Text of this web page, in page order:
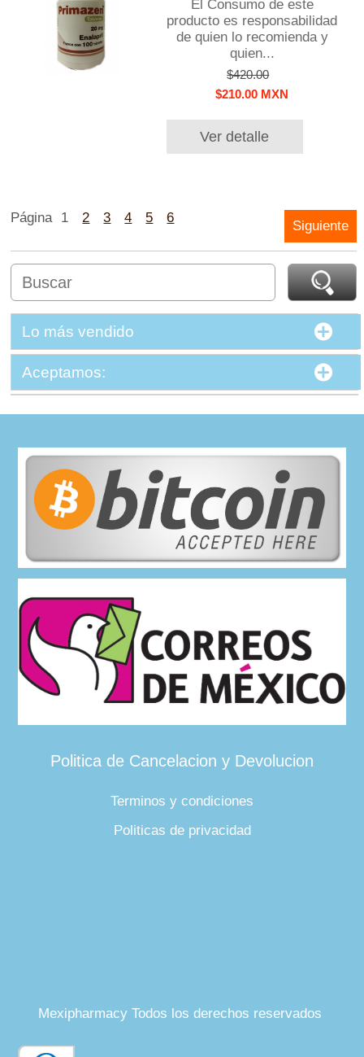
El Consumo de este
producto es responsabilidad
de quien lo recomienda y
quien...
$420.00
$210.00 MXN
Ver detalle
Página 1 2 3 4 5 6
Siguiente
Lo más vendido
Aceptamos:
Politica de Cancelacion y Devolucion
Terminos y condiciones
Politicas de privacidad
Mexipharmacy Todos los derechos reservados